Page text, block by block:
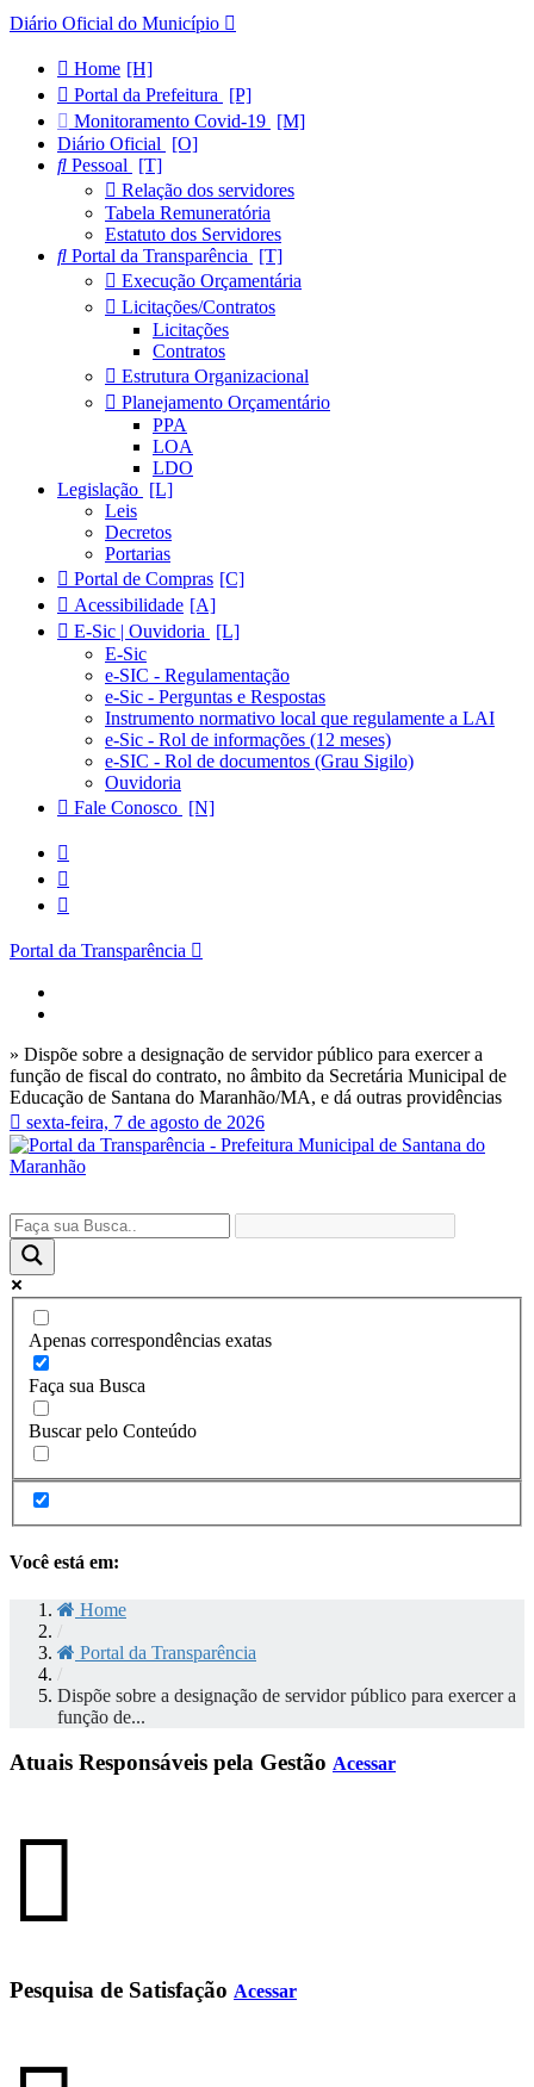
Diário Oficial do Município
Home
Portal da Prefeitura
Monitoramento Covid-19
Diário Oficial
Pessoal
Relação dos servidores
Tabela Remuneratória
Estatuto dos Servidores
Portal da Transparência
Execução Orçamentária
Licitações/Contratos
Licitações
Contratos
Estrutura Organizacional
Planejamento Orçamentário
PPA
LOA
LDO
Legislação
Leis
Decretos
Portarias
Portal de Compras
Acessibilidade
E-Sic | Ouvidoria
E-Sic
e-SIC - Regulamentação
e-Sic - Perguntas e Respostas
Instrumento normativo local que regulamente a LAI
e-Sic - Rol de informações (12 meses)
e-SIC - Rol de documentos (Grau Sigilo)
Ouvidoria
Fale Conosco
Portal da Transparência
» Dispõe sobre a designação de servidor público para exercer a
função de fiscal do contrato, no âmbito da Secretária Municipal de
Educação de Santana do Maranhão/MA, e dá outras providências
sexta-feira, 7 de agosto de 2026
Apenas correspondências exatas
Faça sua Busca
Buscar pelo Conteúdo
Você está em:
Home
/
Portal da Transparência
/
Dispõe sobre a designação de servidor público para exercer a
função de...
Atuais Responsáveis pela Gestão Acessar
Pesquisa de Satisfação Acessar